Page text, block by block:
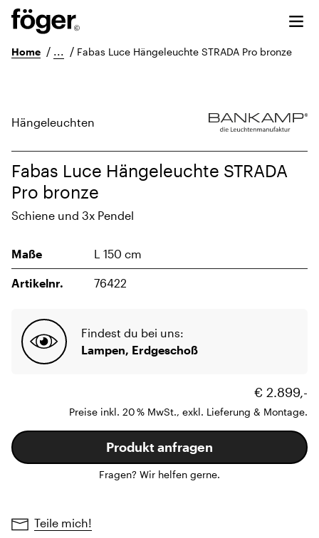
Home / ... / Fabas Luce Hängeleuchte STRADA Pro bronze
Hängeleuchten
Fabas Luce Hängeleuchte STRADA
Pro bronze
Schiene und 3x Pendel
Maße L 150 cm
Artikelnr. 76422
Findest du bei uns:
Lampen, Erdgeschoß
€ 2.899,-
Preise inkl. 20 % MwSt., exkl. Lieferung & Montage.
Produkt anfragen
Fragen? Wir helfen gerne.
Teile mich!